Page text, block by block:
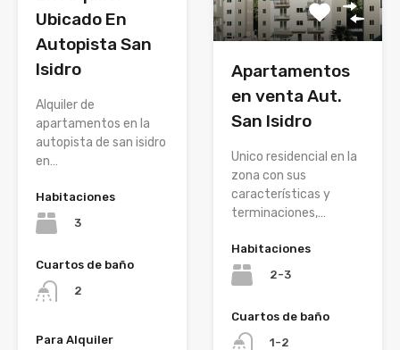
Ubicado En
Autopista San
Isidro
Alquiler de
apartamentos en la
autopista de san isidro
en…
Habitaciones
3
Cuartos de baño
2
Para Alquiler
Apartamentos
en venta Aut.
San Isidro
Unico residencial en la
zona con sus
características y
terminaciones,…
Habitaciones
2-3
Cuartos de baño
1-2